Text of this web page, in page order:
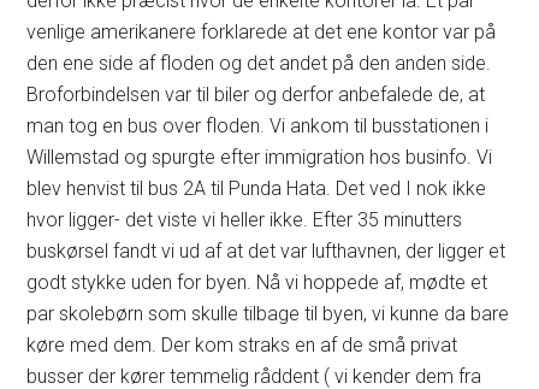
venlige amerikanere forklarede at det ene kontor var på
den ene side af floden og det andet på den anden side.
Broforbindelsen var til biler og derfor anbefalede de, at
man tog en bus over floden. Vi ankom til busstationen i
Willemstad og spurgte efter immigration hos businfo. Vi
blev henvist til bus 2A til Punda Hata. Det ved I nok ikke
hvor ligger- det viste vi heller ikke. Efter 35 minutters
buskørsel fandt vi ud af at det var lufthavnen, der ligger et
godt stykke uden for byen. Nå vi hoppede af, mødte et
par skolebørn som skulle tilbage til byen, vi kunne da bare
køre med dem. Der kom straks en af de små privat
busser der kører temmelig råddent ( vi kender dem fra